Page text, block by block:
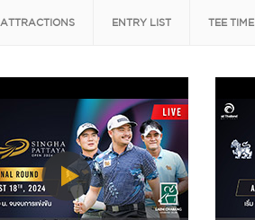
ATTRACTIONS ENTRY LIST TEE TIME